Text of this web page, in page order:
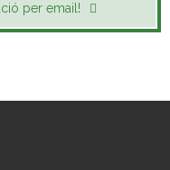
per email!